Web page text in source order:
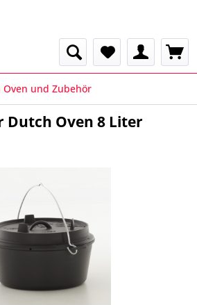
Oven und Zubehör
Dutch Oven 8 Liter